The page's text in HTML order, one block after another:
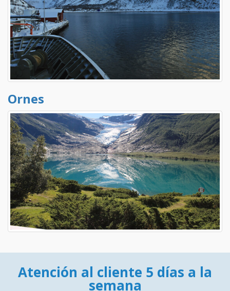
Ornes
Atención al cliente 5 días a la
semana